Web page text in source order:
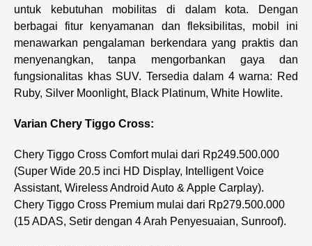
untuk kebutuhan mobilitas di dalam kota. Dengan
berbagai fitur kenyamanan dan fleksibilitas, mobil ini
menawarkan pengalaman berkendara yang praktis dan
menyenangkan, tanpa mengorbankan gaya dan
fungsionalitas khas SUV. Tersedia dalam 4 warna: Red
Ruby, Silver Moonlight, Black Platinum, White Howlite.
Varian Chery Tiggo Cross:
Chery Tiggo Cross Comfort mulai dari Rp249.500.000
(Super Wide 20.5 inci HD Display, Intelligent Voice
Assistant, Wireless Android Auto & Apple Carplay).
Chery Tiggo Cross Premium mulai dari Rp279.500.000
(15 ADAS, Setir dengan 4 Arah Penyesuaian, Sunroof).